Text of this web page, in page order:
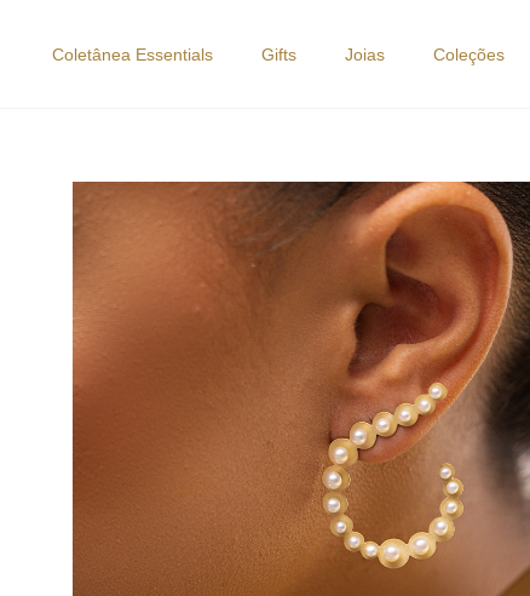
Coletânea Essentials Gifts Joias Coleções